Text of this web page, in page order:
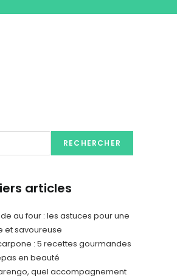
RECHERCHER
articles
au four : les astuces pour une
et savoureuse
: 5 recettes gourmandes
en beauté
quel accompagnement